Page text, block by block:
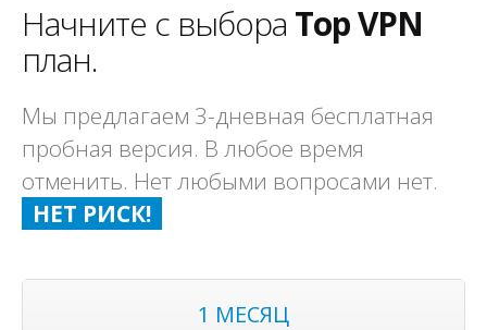
Начните с выбора Top VPN
план.
Мы предлагаем 3-дневная бесплатная
пробная версия. В любое время
отменить. Нет любыми вопросами нет.
НЕТ РИСК!
1 МЕСЯЦ